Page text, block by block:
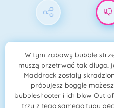
W tym zabawy bubble
muszą przetrwać tak długo,
Maddrock zostały
próbujesz boggle
bubbleshooter i ich blow Out
trzy z tego samego typu